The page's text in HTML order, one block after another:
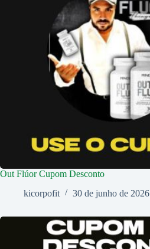
Out Flúor Cupom Desconto
kicorpofit
30 de junho de 2026